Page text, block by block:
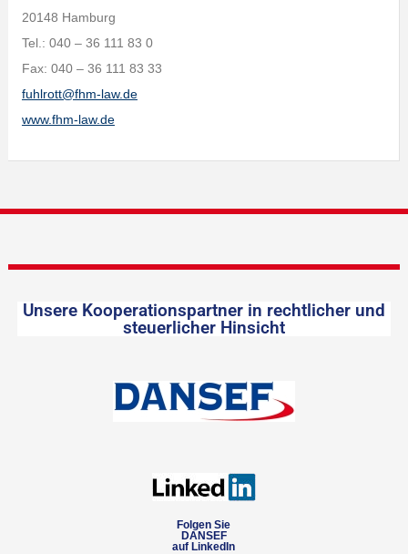
20148 Hamburg
Tel.: 040 – 36 111 83 0
Fax: 040 – 36 111 83 33
fuhlrott@fhm-law.de
www.fhm-law.de
Unsere Kooperationspartner in rechtlicher und
steuerlicher Hinsicht
Folgen Sie
DANSEF
auf LinkedIn